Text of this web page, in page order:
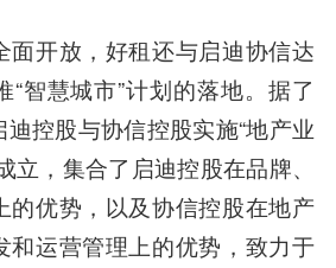
开放，好租还与启迪协信达
“智慧城市”计划的落地。据了
迪控股与协信控股实施“地产业
立，集合了启迪控股在品牌、
的优势，以及协信控股在地产
和运营管理上的优势，致力于